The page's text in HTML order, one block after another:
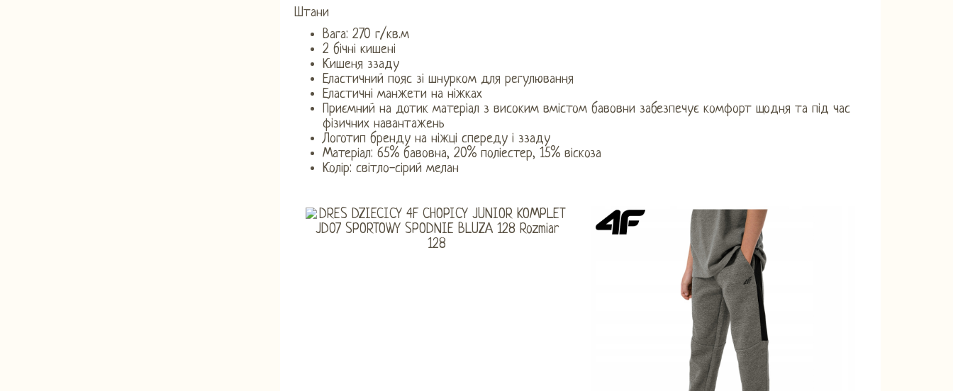
Штани
Вага: 270 г/кв.м
2 бічні кишені
Кишеня ззаду
Еластичний пояс зі шнурком для регулювання
Еластичні манжети на ніжках
Приємний на дотик матеріал з високим вмістом бавовни забезпечує комфорт щодня та під час
фізичних навантажень
Логотип бренду на ніжці спереду і ззаду
Матеріал: 65% бавовна, 20% поліестер, 15% віскоза
Колір: світло-сірий мелан